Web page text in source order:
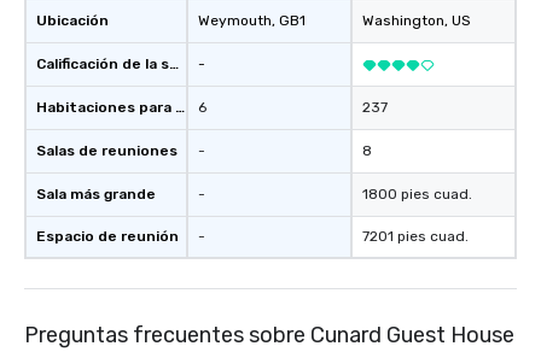
Ubicación
Calificación de la sede
Habitaciones para huéspedes
Salas de reuniones
Sala más grande
Espacio de reunión
Weymouth, GB1
-
6
-
-
-
Washington, US
237
8
1800 pies cuad.
7201 pies cuad.
Preguntas frecuentes sobre Cunard Guest House